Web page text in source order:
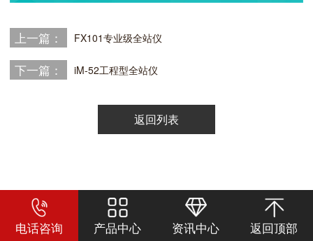
上一篇： FX101专业级全站仪
下一篇： iM-52工程型全站仪
返回列表
电话咨询 产品中心 资讯中心 返回顶部